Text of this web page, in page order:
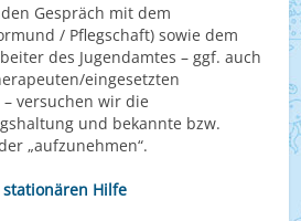
Gespräch mit dem
/ Pflegschaft) sowie dem
des Jugendamtes – ggf. auch
eingesetzten
versuchen wir die
und bekannte bzw.
„aufzunehmen“.
Hilfe